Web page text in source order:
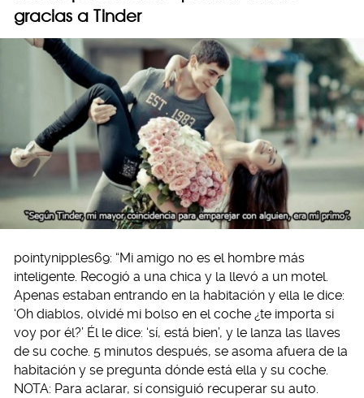
gracias a Tinder
pointynipples69: “Mi amigo no es el hombre más
inteligente. Recogió a una chica y la llevó a un motel.
Apenas estaban entrando en la habitación y ella le dice:
‘Oh diablos, olvidé mi bolso en el coche ¿te importa si
voy por él?’ Él le dice: ‘sí, está bien’, y le lanza las llaves
de su coche. 5 minutos después, se asoma afuera de la
habitación y se pregunta dónde está ella y su coche.
NOTA: Para aclarar, sí consiguió recuperar su auto.